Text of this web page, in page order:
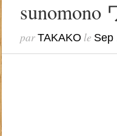
par TAKAKO le Sep